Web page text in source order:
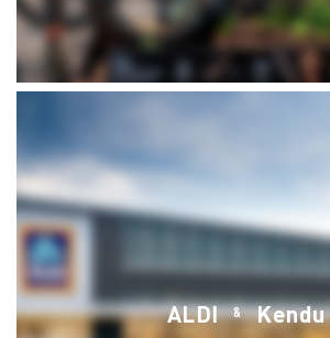
Servicios
Soluciones de
ALDI & Kendu